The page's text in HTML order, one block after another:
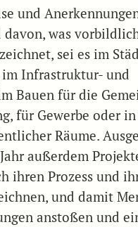
und
was
sei es im
im Infrastruktur- und
Bauen für die
für Gewerbe oder
Räume.
außerdem
ihren Prozess und
und damit
anstoßen und